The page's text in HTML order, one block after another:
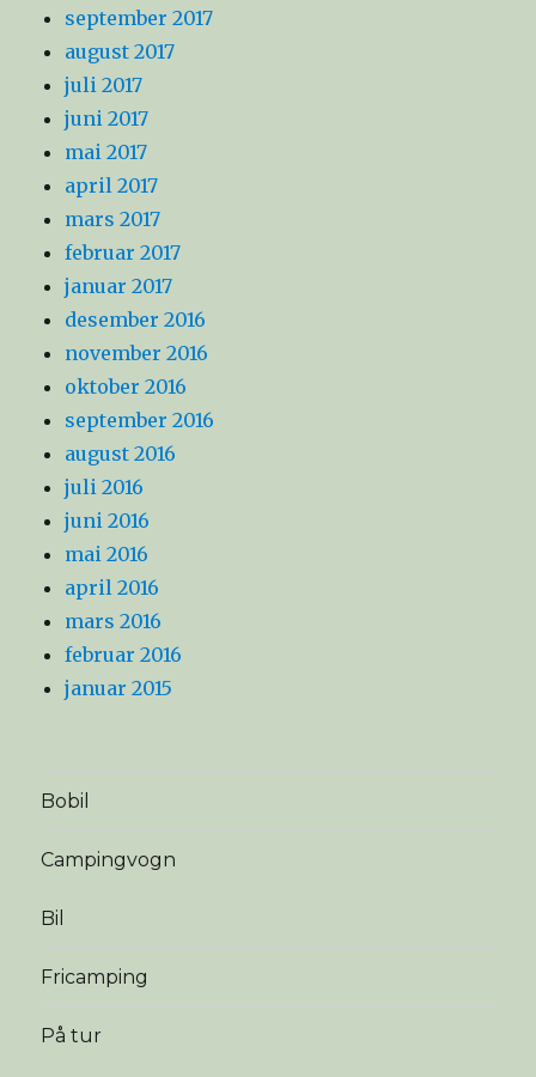
september 2017
august 2017
juli 2017
juni 2017
mai 2017
april 2017
mars 2017
februar 2017
januar 2017
desember 2016
november 2016
oktober 2016
september 2016
august 2016
juli 2016
juni 2016
mai 2016
april 2016
mars 2016
februar 2016
januar 2015
Bobil
Campingvogn
Bil
Fricamping
På tur